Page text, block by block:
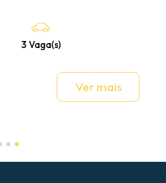
3 Vaga(s)
Ver mais